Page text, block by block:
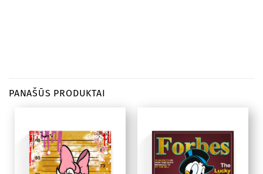
PANAŠŪS PRODUKTAI